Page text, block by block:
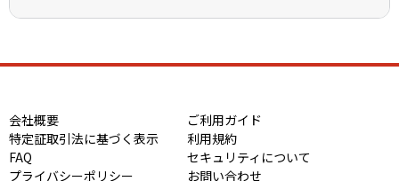
会社概要
ご利用ガイド
特定証取引法に基づく表示
利用規約
FAQ
セキュリティについて
プライバシーポリシー
お問い合わせ